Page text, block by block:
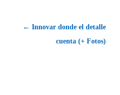
← Innovar donde el detalle
cuenta (+ Fotos)